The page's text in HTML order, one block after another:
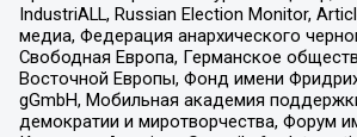
IndustriALL, Russian Election Monitor,
медиа, Федерация анархического
Свободная Европа, Германское
Восточной Европы, Фонд имени
gGmbH, Мобильная академия
демократии и миротворчества, Форум